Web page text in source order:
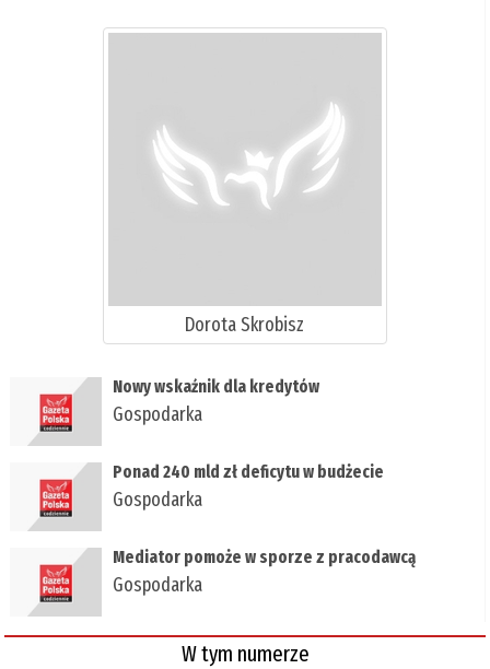
Dorota Skrobisz
Nowy wskaźnik dla kredytów
Gospodarka
Ponad 240 mld zł deficytu w budżecie
Gospodarka
Mediator pomoże w sporze z pracodawcą
Gospodarka
W tym numerze